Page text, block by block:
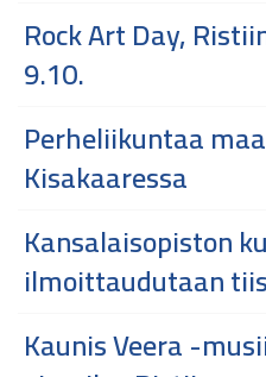
Rock Art Day,
9.10.
Perheliikuntaa
Kisakaaressa
Kansalaisopiston
ilmoittaudutaan
Kaunis Veera -